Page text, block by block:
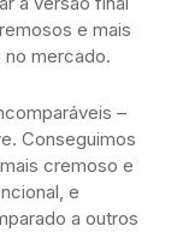
e mais
mercado.
–
Conseguimos
cremoso e
e
a outros